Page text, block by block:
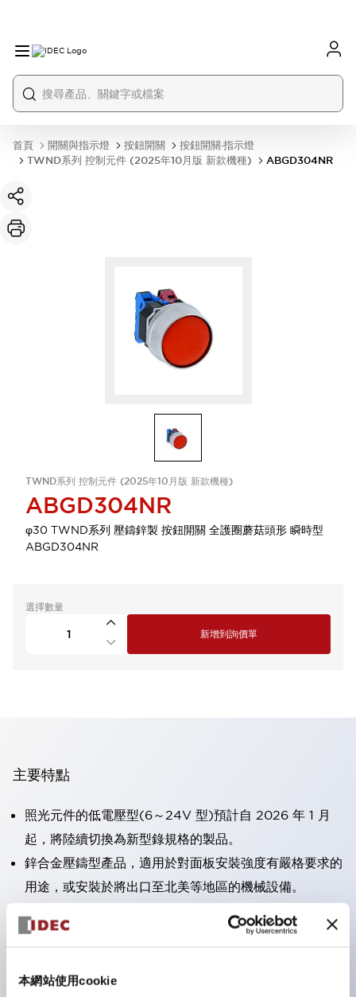
本網站使用cookie
首頁 開關與指示燈 按鈕開關
按鈕開關·指示燈
TWND系列 控制元件 (2025年10月版 新款機種)
ABGD304NR
TWND系列 控制元件 (2025年10月版 新款機種)
ABGD304NR
φ30 TWND系列 壓鑄鋅製 按鈕開關 全護圈蘑菇頭形 瞬時型
ABGD304NR
選擇數量
新增到詢價單
主要特點
照光元件的低電壓型(6～24V 型)預計自 2026 年 1 月
起，將陸續切換為新型錄規格的製品。
鋅合金壓鑄型產品，適用於對面板安裝強度有嚴格要求的
用途，或安裝於將出口至北美等地區的機械設備。
採用HW-U 型接點塊，該接點塊具備手指保護結構、螺
絲彈升端子構造且對應IP20 保護等級 。
壓最高可支援至 240V。